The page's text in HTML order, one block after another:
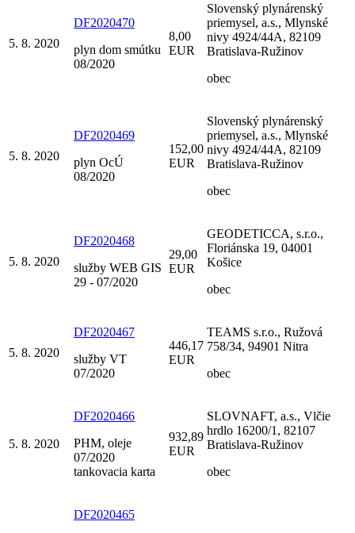
5. 8. 2020
DF2020470
plyn dom smútku
08/2020
8,00
EUR
Slovenský plynárenský
priemysel, a.s., Mlynské
nivy 4924/44A, 82109
Bratislava-Ružinov
obec
5. 8. 2020
DF2020469
plyn OcÚ
08/2020
152,00
EUR
Slovenský plynárenský
priemysel, a.s., Mlynské
nivy 4924/44A, 82109
Bratislava-Ružinov
obec
5. 8. 2020
DF2020468
služby WEB GIS
29 - 07/2020
29,00
EUR
GEODETICCA, s.r.o.,
Floriánska 19, 04001
Košice
obec
5. 8. 2020
DF2020467
služby VT
07/2020
446,17
EUR
TEAMS s.r.o., Ružová
758/34, 94901 Nitra
obec
5. 8. 2020
DF2020466
PHM, oleje
07/2020
tankovacia karta
932,89
EUR
SLOVNAFT, a.s., Vlčie
hrdlo 16200/1, 82107
Bratislava-Ružinov
obec
DF2020465